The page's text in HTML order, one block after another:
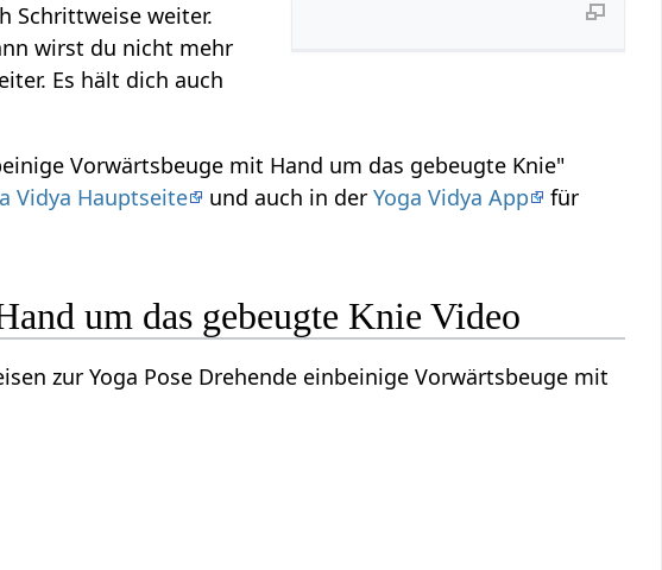
Schrittweise weiter.
wirst du nicht mehr
Es hält dich auch
Vorwärtsbeuge mit Hand um das gebeugte Knie"
Vidya Hauptseite und auch in derYoga Vidya App
für
um das gebeugte Knie Video
zur Yoga Pose Drehende einbeinige Vorwärtsbeuge mit